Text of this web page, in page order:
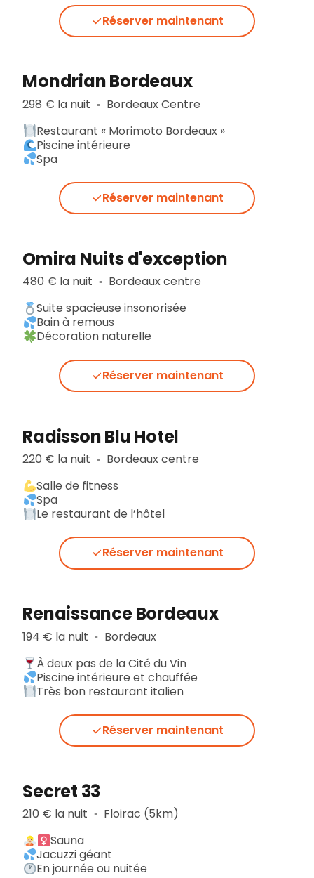
Réserver maintenant
Mondrian Bordeaux
298 € la nuit ▪︎ Bordeaux Centre
Restaurant « Morimoto Bordeaux »
Piscine intérieure
Spa
Réserver maintenant
Omira Nuits d'exception
480 € la nuit ▪︎ Bordeaux centre
Suite spacieuse insonorisée
Bain à remous
Décoration naturelle
Réserver maintenant
Radisson Blu Hotel
220 € la nuit ▪︎ Bordeaux centre
Salle de fitness
Spa
Le restaurant de l’hôtel
Réserver maintenant
Renaissance Bordeaux
194 € la nuit ▪︎ Bordeaux
À deux pas de la Cité du Vin
Piscine intérieure et chauffée
Très bon restaurant italien
Réserver maintenant
Secret 33
210 € la nuit ▪︎ Floirac (5km)
Sauna
Jacuzzi géant
En journée ou nuitée